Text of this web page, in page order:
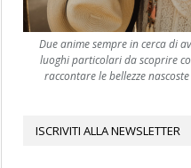
Due anime sempre in cerca di
luoghi particolari da scoprire
raccontare le bellezze
ISCRIVITI ALLA NEWSLETTER